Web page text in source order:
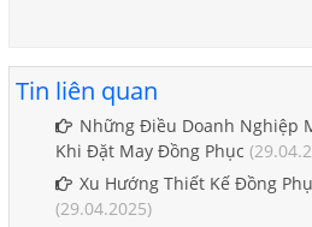
Tin liên quan
Những Điều Doanh Nghiệp
Khi Đặt May Đồng Phục
Xu Hướng Thiết Kế Đồng
(29.04.2025)